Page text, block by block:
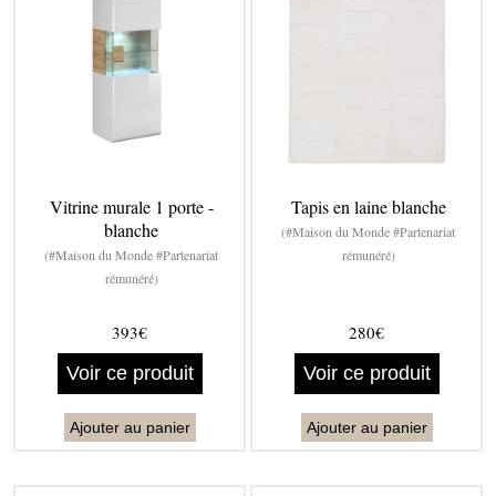
Vitrine murale 1 porte -
blanche
(#Maison du Monde #Partenariat
rémunéré)
393€
Voir ce produit
Ajouter au panier
Tapis en laine blanche
(#Maison du Monde #Partenariat
rémunéré)
280€
Voir ce produit
Ajouter au panier